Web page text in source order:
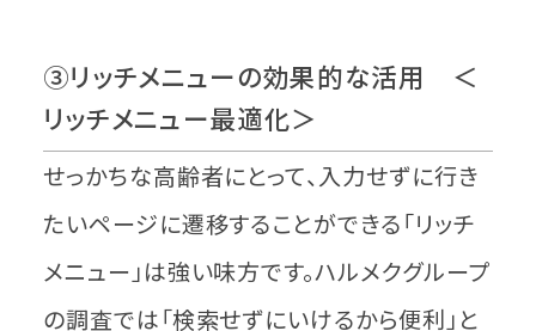
③リッチメニューの効果的な活用 ＜
リッチメニュー最適化＞
せっかちな高齢者にとって、入力せずに行き
たいページに遷移することができる「リッチ
メニュー」は強い味方です。ハルメクグループ
の調査では「検索せずにいけるから便利」と